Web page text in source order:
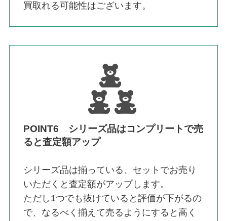
買取れる可能性はございます。
POINT6 シリーズ品はコンプリートで売
ると査定額アップ
シリーズ品は揃っている、セットでお売り
いただくと査定額がアップします。
ただし1つでも抜けていると評価が下がるの
で、なるべく揃えて売るようにすると高く